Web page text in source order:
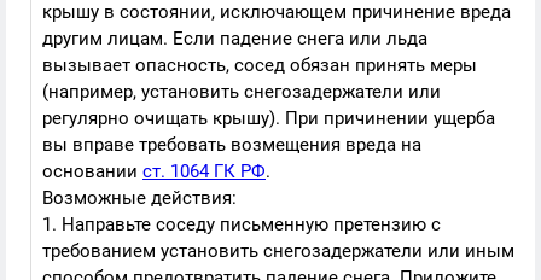
крышу в состоянии, исключающем причинение вреда
другим лицам. Если падение снега или льда
вызывает опасность, сосед обязан принять меры
(например, установить снегозадержатели или
регулярно очищать крышу). При причинении ущерба
вы вправе требовать возмещения вреда на
основании ст. 1064 ГК РФ.
Возможные действия:
1. Направьте соседу письменную претензию с
требованием установить снегозадержатели или иным